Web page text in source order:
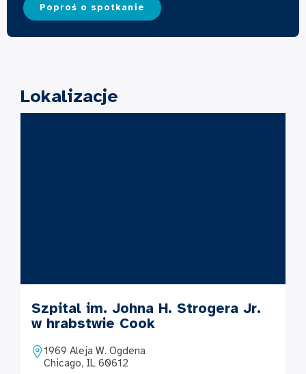
Poproś o spotkanie
Lokalizacje
Szpital im. Johna H. Strogera Jr.
w hrabstwie Cook
1969 Aleja W. Ogdena
Chicago, IL 60612